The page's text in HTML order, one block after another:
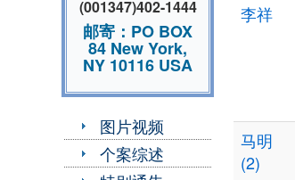
(001347)402-1444
邮寄：PO BOX
84 New York,
NY 10116 USA
图片视频
个案综述
李祥
马明
(2)